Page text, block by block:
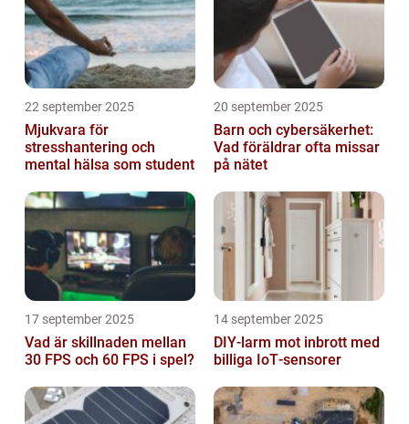
22 september 2025
Mjukvara för
stresshantering och
mental hälsa som student
20 september 2025
Barn och cybersäkerhet:
Vad föräldrar ofta missar
på nätet
17 september 2025
Vad är skillnaden mellan
30 FPS och 60 FPS i spel?
14 september 2025
DIY‑larm mot inbrott med
billiga IoT‑sensorer